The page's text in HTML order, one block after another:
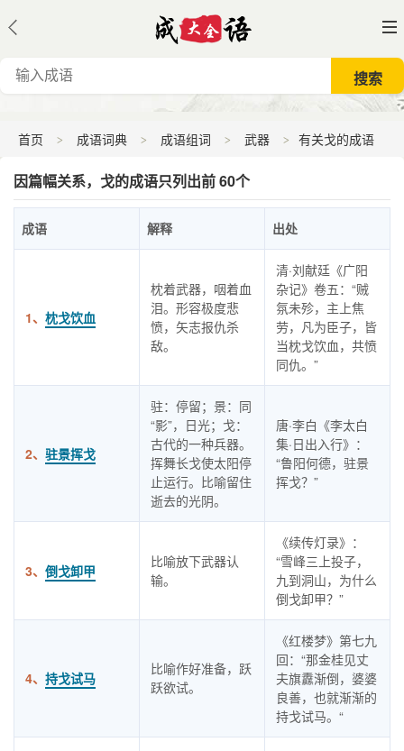
首页 成语词典 成语组词 武器 有关戈的成语
因篇幅关系，戈的成语只列出前 60个
成语 解释 出处
1、 枕戈饮血
枕着武器，咽着血
泪。形容极度悲
愤，矢志报仇杀
敌。
清·刘献廷《广阳
杂记》卷五：“贼
氛未殄，主上焦
劳，凡为臣子，皆
当枕戈饮血，共愤
同仇。”
2、 驻景挥戈
驻：停留；景：同
“影”，日光；戈：
古代的一种兵器。
挥舞长戈使太阳停
止运行。比喻留住
逝去的光阴。
唐·李白《李太白
集·日出入行》：
“鲁阳何德，驻景
挥戈？”
3、 倒戈卸甲
比喻放下武器认
输。
《续传灯录》：
“雪峰三上投子，
九到洞山，为什么
倒戈卸甲？”
4、 持戈试马
比喻作好准备，跃
跃欲试。
《红楼梦》第七九
回：“那金桂见丈
夫旗纛渐倒，婆婆
良善，也就渐渐的
持戈试马。“